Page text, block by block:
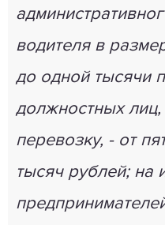
водителя в
до одной тысячи
должностных лиц,
перевозку, - от
тысяч рублей; на